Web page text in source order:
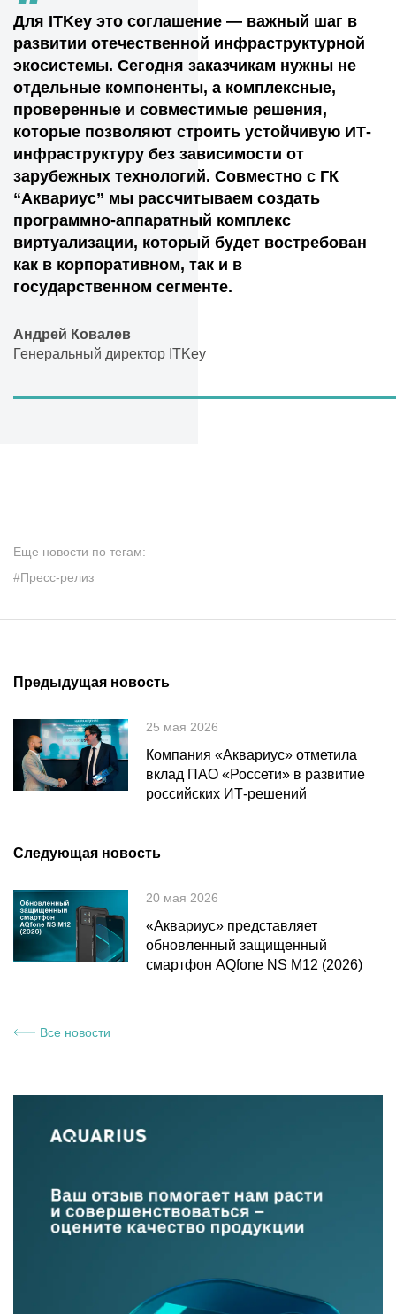
Для ITKey это соглашение — важный шаг в
развитии отечественной инфраструктурной
экосистемы. Сегодня заказчикам нужны не
отдельные компоненты, а комплексные,
проверенные и совместимые решения,
которые позволяют строить устойчивую ИТ-
инфраструктуру без зависимости от
зарубежных технологий. Совместно с ГК
“Аквариус” мы рассчитываем создать
программно-аппаратный комплекс
виртуализации, который будет востребован
как в корпоративном, так и в
государственном сегменте.
Андрей Ковалев
Генеральный директор ITKey
Еще новости по тегам:
#Пресс-релиз
Предыдущая новость
25 мая 2026
Компания «Аквариус» отметила
вклад ПАО «Россети» в развитие
российских ИТ-решений
Следующая новость
20 мая 2026
«Аквариус» представляет
обновленный защищенный
смартфон AQfone NS M12 (2026)
Все новости